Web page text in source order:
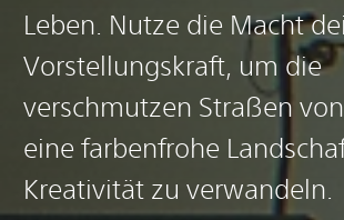
Leben. Nutze die Macht
Vorstellungskraft, um die
verschmutzen Straßen
eine farbenfrohe
Kreativität zu verwandeln.